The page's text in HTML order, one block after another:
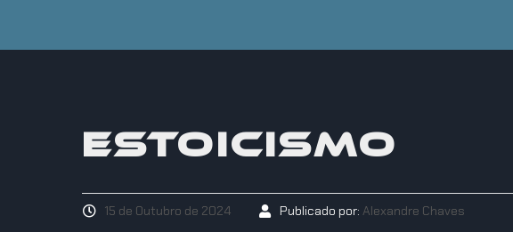
ESTOICISMO
15 de Outubro de 2024 Publicado por: Alexandre Chaves